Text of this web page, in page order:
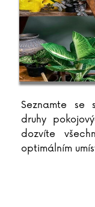
Seznamte se
druhy
dozvíte
optimálním